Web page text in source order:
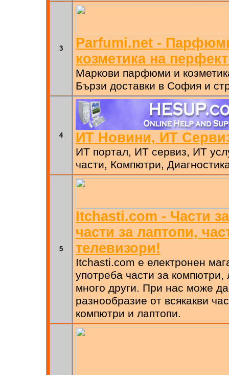
3
Parfumi.net -
козметика на
Маркови парфюми и
Бързи доставки в София и
4 ИТ Новини, ИТ
ИТ портал, ИТ сервиз, ИТ
части, Компютри,
5
Itchasti.com - Части
части за лаптопи,
телевизори!
Itchasti.com е електронен
употреба части за компютри,
много други. При нас може
разнообразие от всякакви
компютри и лаптопи.